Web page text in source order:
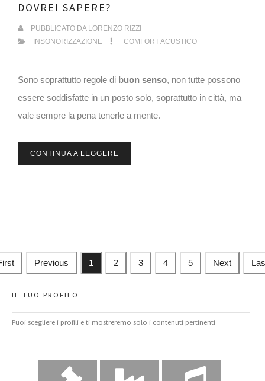
DOVREI SAPERE?
PUBBLICATO DA LORENZO RIZZI
INSONORIZZAZIONE
COMFORT ACUSTICO
Sono soprattutto regole di buon senso, non tutte possono
essere soddisfatte in un posto solo, soprattutto in città, ma
vale sempre la pena tenerle a mente.
CONTINUA A LEGGERE
Previous 1 2 3 4 5 Next
IL TUO PROFILO
Puoi scegliere i profili e ti mostreremo solo i contenuti pertinenti